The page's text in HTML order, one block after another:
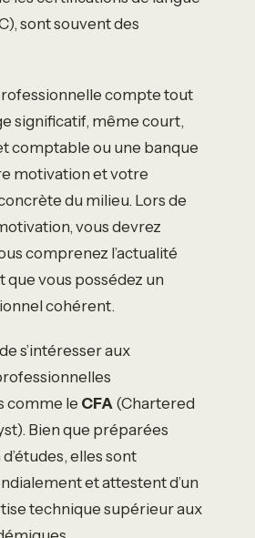
sont souvent des
compte tout
significatif, même court,
comptable ou une banque
motivation et votre
du milieu. Lors de
vous devrez
comprenez l’actualité
que vous possédez un
cohérent.
s’intéresser aux
comme le CFA (Chartered
Bien que préparées
elles sont
et attestent d’un
technique supérieur aux